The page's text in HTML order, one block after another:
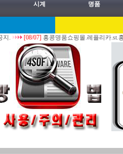
시계 명품
[08/07]홍콩명품쇼핑몰.레플리카.st.홍콩허수